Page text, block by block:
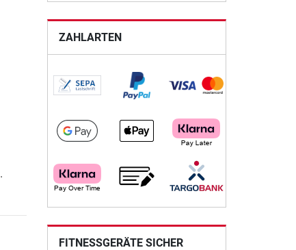
.
ZAHLARTEN
FITNESSGERÄTE SICHER